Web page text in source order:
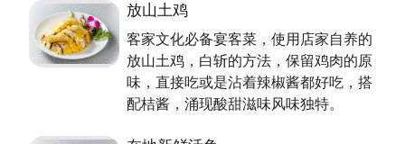
食材，不用加工食品等。老板更不断突破限制创造新的
体验，例如桂花虾球，以南庄桂花蜜，混合自制客家红
糟，将口感Q弹的虾球混合松软的哈司面包，再搭配来
自关西的草莓，多层次滋味，特别受女性顾客喜爱。而
特调的桔酱，搭配脆脆的生菜以及宜兰鲍鱼，做成金桔
放山土鸡
客家文化必备宴客菜，使用店家自养的
放山土鸡，白斩的方法，保留鸡肉的原
味，直接吃或是沾着辣椒酱都好吃，搭
配桔酱，涌现酸甜滋味风味独特。